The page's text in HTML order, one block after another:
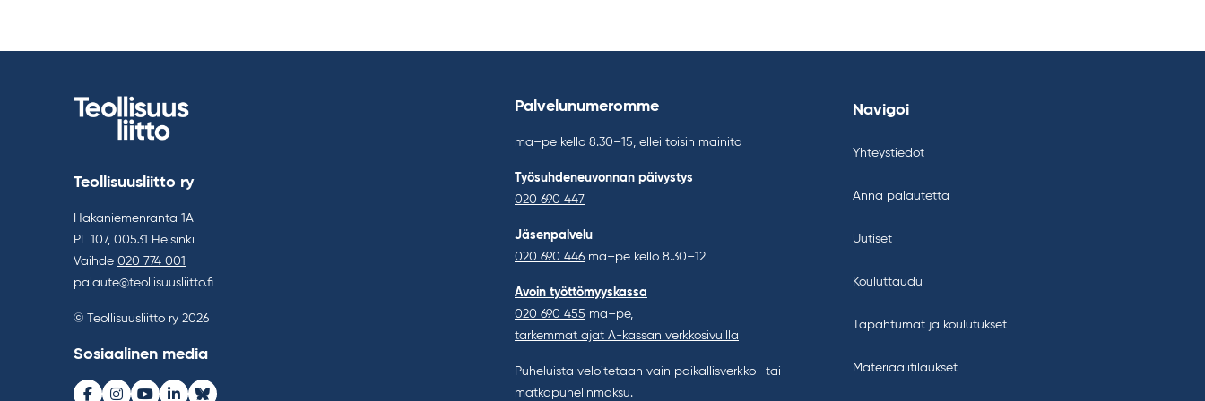
Teollisuusliitto ry
Hakaniemenranta 1A
PL 107, 00531 Helsinki
Vaihde 020 774 001
palaute@teollisuusliitto.fi
© Teollisuusliitto ry 2026
Sosiaalinen media
Palvelunumeromme
ma–pe kello 8.30–15, ellei toisin mainita
Työsuhdeneuvonnan päivystys
020 690 447
Jäsenpalvelu
020 690 446 ma–pe kello 8.30–12
Avoin työttömyyskassa
020 690 455 ma–pe,
tarkemmat ajat A-kassan verkkosivuilla
Puheluista veloitetaan vain paikallisverkko- tai
matkapuhelinmaksu.
Navigoi
Yhteystiedot
Anna palautetta
Uutiset
Kouluttaudu
Tapahtumat ja koulutukset
Materiaalitilaukset